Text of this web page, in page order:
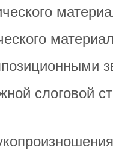
слоговой